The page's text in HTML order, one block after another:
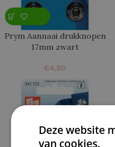
Prym Aannaai drukknopen
17mm zwart
€4,50
Deze website
van cookies.